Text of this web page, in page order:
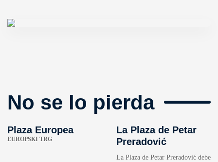
No se lo pierda
Plaza Europea
EUROPSKI TRG
La Plaza de Petar
Preradović
La Plaza de Petar Preradović debe